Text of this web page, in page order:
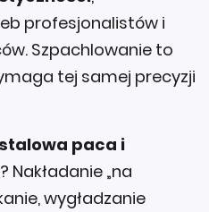
profesjonalistów i
Szpachlowanie to
tej samej precyzji
paca i
Nakładanie „na
wygładzanie